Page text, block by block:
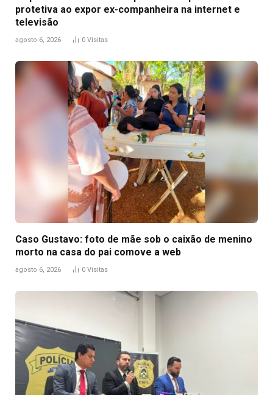
protetiva ao expor ex-companheira na internet e
televisão
agosto 6, 2026 0 Visitas
Caso Gustavo: foto de mãe sob o caixão de menino
morto na casa do pai comove a web
agosto 6, 2026 0 Visitas